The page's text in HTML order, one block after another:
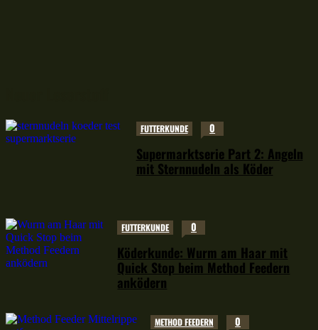
FUTTERKUNDE 0
Supermarktserie Part 2: Angeln
mit Sternnudeln als Köder
FUTTERKUNDE 0
Köderkunde: Wurm am Haar mit
Quick Stop beim Method Feedern
anködern
METHOD FEEDERN 0